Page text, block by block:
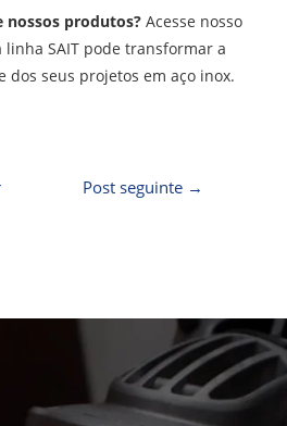
nossos produtos? Acesse nosso
SAIT pode transformar a
dos seus projetos em aço inox.
Post seguinte →